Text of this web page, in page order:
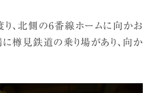
、北側の6番線ホームに向かお
に樽見鉄道の乗り場があり、向か